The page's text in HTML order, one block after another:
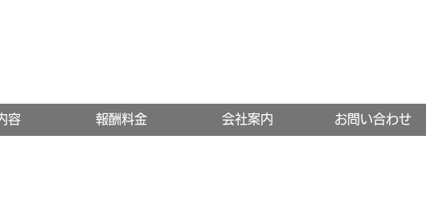
容 報酬料金 会社案内 お問い合わせ